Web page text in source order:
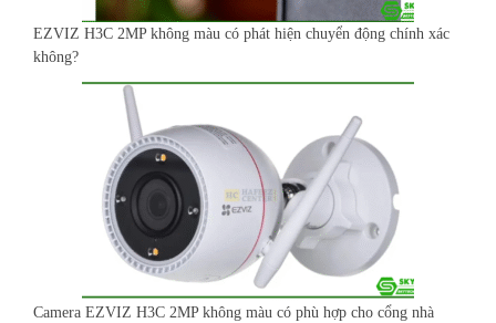
EZVIZ H3C 2MP không màu có phát hiện chuyển động chính xác
không?
Camera EZVIZ H3C 2MP không màu có phù hợp cho cổng nhà